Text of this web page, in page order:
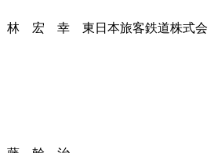
宏 幸 東日本旅客鉄道株式会